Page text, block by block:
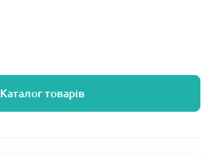
Каталог товарів